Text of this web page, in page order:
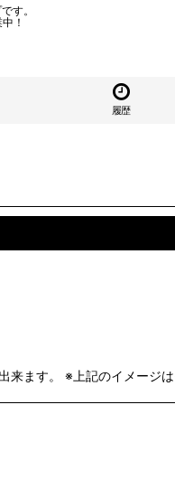
す。
！
履歴
ます。 ※上記のイメージ